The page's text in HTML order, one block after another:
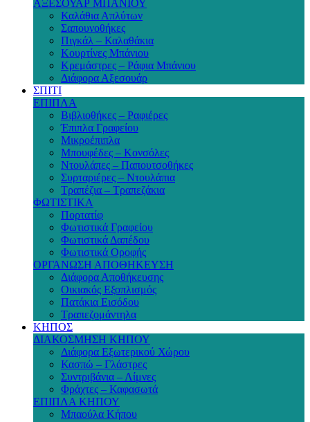
ΑΞΕΣΟΥΑΡ ΜΠΑΝΙΟΥ
Καλάθια Απλύτων
Σαπουνοθήκες
Πιγκάλ – Καλαθάκια
Κουρτίνες Μπάνιου
Κρεμάστρες – Ράφια Μπάνιου
Διάφορα Αξεσουάρ
ΣΠΙΤΙ
ΕΠΙΠΛΑ
Βιβλιοθήκες – Ραφιέρες
Έπιπλα Γραφείου
Μικροέπιπλα
Μπουφέδες – Κονσόλες
Ντουλάπες – Παπουτσοθήκες
Συρταριέρες – Ντουλάπια
Τραπέζια – Τραπεζάκια
ΦΩΤΙΣΤΙΚΑ
Πορτατίφ
Φωτιστικά Γραφείου
Φωτιστικά Δαπέδου
Φωτιστικά Οροφής
ΟΡΓΑΝΩΣΗ ΑΠΟΘΗΚΕΥΣΗ
Διάφορα Αποθήκευσης
Οικιακός Εξοπλισμός
Πατάκια Εισόδου
Τραπεζομάντηλα
ΚΗΠΟΣ
ΔΙΑΚΟΣΜΗΣΗ ΚΗΠΟΥ
Διάφορα Εξωτερικού Χώρου
Κασπώ – Γλάστρες
Συντριβάνια – Λίμνες
Φράχτες – Καφασωτά
ΕΠΙΠΛΑ ΚΗΠΟΥ
Μπαούλα Κήπου